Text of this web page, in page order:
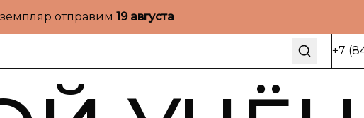
отправим 19 августа
+7